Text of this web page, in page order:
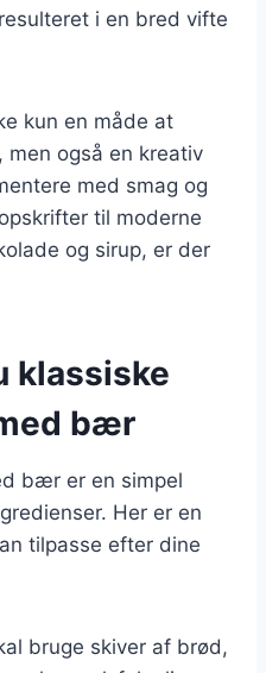
i en bred vifte
kun en måde at
men også en kreativ
med smag og
til moderne
og sirup, er der
klassiske
bær
bær er en simpel
Her er en
tilpasse efter dine
bruge skiver af brød,